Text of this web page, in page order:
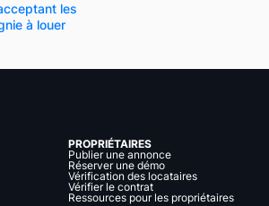
les
à louer
PROPRIÉTAIRES
Publier une annonce
Réserver une démo
Vérification des locataires
Vérifier le contrat
Ressources pour les propriétaires